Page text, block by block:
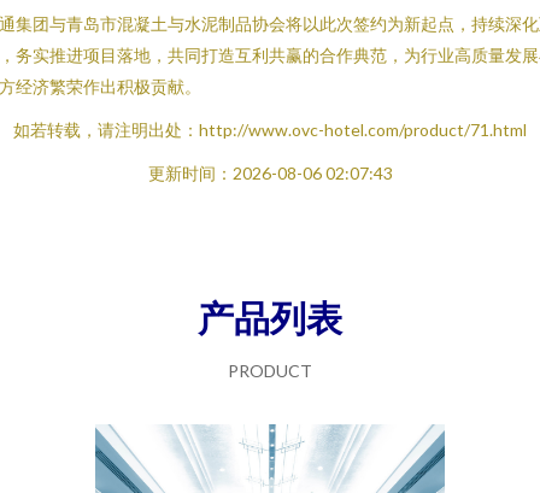
集团与青岛市混凝土与水泥制品协会将以此次签约为新起点，持续深
务实推进项目落地，共同打造互利共赢的合作典范，为行业高质量发
经济繁荣作出积极贡献。
如若转载，请注明出处：http://www.ovc-hotel.com/product/71.html
更新时间：2026-08-06 02:07:43
产品列表
PRODUCT